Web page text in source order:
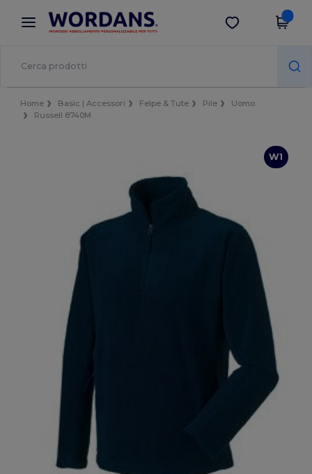
× App Wordans
Prezzi migliori sull'app!
Scarica app
Home Basic | Accessori Felpe & Tute Pile
Uomo
Russell 8740M
W1